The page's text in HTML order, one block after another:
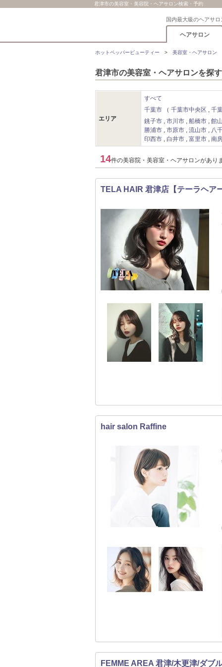
君津市の美容室・美容院・ヘアサロン検索・予約
国内最大級のヘアサ
ヘアサロン
ホットペッパービューティー 美容室・ヘアサロン
君津市の美容室・ヘアサロンを探す
エリア
すべて
千葉市
千葉市中央区
千
銚子市
市川市 船橋市
館
勝浦市
市原市 流山市
八
印西市
白井市 富里市 南
14件の美容院・美容室・ヘアサロンがあり
TELA HAIR 君津店【テーラヘア
hair salon Raffine
FEMME AREA 君津/木更津/ダブ